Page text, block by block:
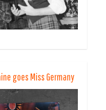
goes Miss Germany